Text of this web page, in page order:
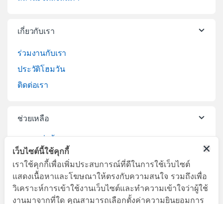
เกี่ยวกับเรา
ร่วมงานกับเรา
ประวัติโฮมวัน
ติดต่อเรา
ช่วยเหลือ
บริการจัดส่งสินค้า
เปลี่ยนคืนสินค้า
เว็บไซต์นี้ใช้คุกกี้
เราใช้คุกกี้เพื่อเพิ่มประสบการณ์ที่ดีในการใช้เว็บไซต์
แสดงเนื้อหาและโฆษณาให้ตรงกับความสนใจ รวมถึงเพื่อ
วิเคราะห์การเข้าใช้งานเว็บไซต์และทำความเข้าใจว่าผู้ใช้
งานมาจากที่ใด คุณสามารถเลือกตั้งค่าความยินยอมการ